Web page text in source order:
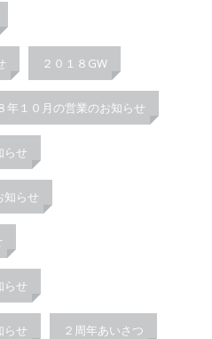
２０１８GW
年１０月の営業のお知らせ
らせ
知らせ
らせ
らせ ２周年あいさつ